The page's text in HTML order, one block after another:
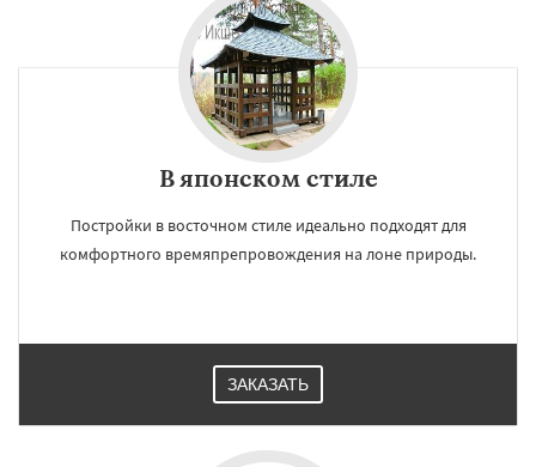
В японском стиле
Постройки в восточном стиле идеально подходят для
комфортного времяпрепровождения на лоне природы.
ЗАКАЗАТЬ